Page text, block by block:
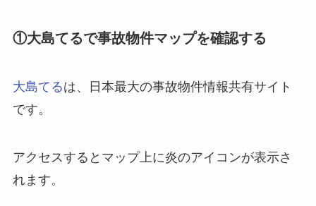
①大島てるで事故物件マップを確認する
大島てるは、日本最大の事故物件情報共有サイト
です。
アクセスするとマップ上に炎のアイコンが表示さ
れます。